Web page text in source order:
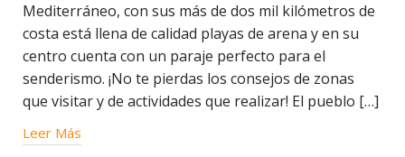
Mediterráneo, con sus más de dos mil kilómetros de
costa está llena de calidad playas de arena y en su
centro cuenta con un paraje perfecto para el
senderismo. ¡No te pierdas los consejos de zonas
que visitar y de actividades que realizar! El pueblo […]
Leer Más